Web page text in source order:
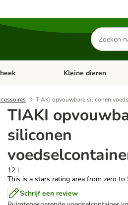
Zoeken
naar
producten
menu: Kat Open categorie menu:
Kleine dieren
TIAKI opvouwbare siliconen
TIAKI
siliconen
12 l
This is a stars rating area from zero to
Schrijf een review